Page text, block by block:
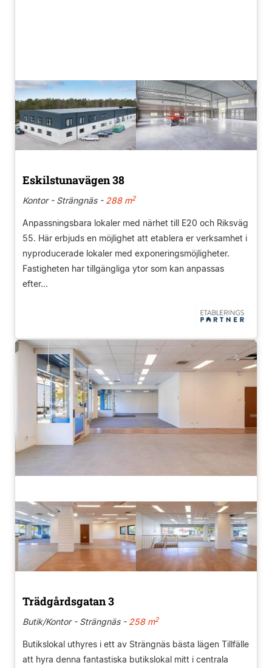
Eskilstunavägen 38
Kontor - Strängnäs -288 m2
Anpassningsbara lokaler med närhet till E20 och Riksväg
55. Här erbjuds en möjlighet att etablera er verksamhet i
nyproducerade lokaler med exponeringsmöjligheter.
Fastigheten har tillgängliga ytor som kan anpassas
efter...
Trädgårdsgatan 3
Butik/Kontor - Strängnäs -258 m2
Butikslokal uthyres i ett av Strängnäs bästa lägen Tillfälle
att hyra denna fantastiska butikslokal mitt i centrala